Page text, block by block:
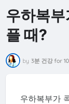
우하복
플 때?
by 3분 건강 for
우하복부가